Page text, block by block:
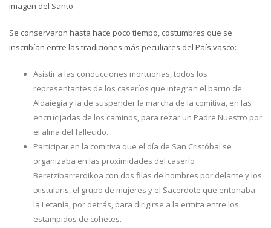
imagen del Santo.
Se conservaron hasta hace poco tiempo, costumbres que se
inscribían entre las tradiciones más peculiares del País vasco:
Asistir a las conducciones mortuorias, todos los
representantes de los caseríos que integran el barrio de
Aldaiegia y la de suspender la marcha de la comitiva, en las
encrucijadas de los caminos, para rezar un Padre Nuestro por
el alma del fallecido.
Participar en la comitiva que el día de San Cristóbal se
organizaba en las proximidades del caserío
Beretzibarrerdikoa con dos filas de hombres por delante y los
txistularis, el grupo de mujeres y el Sacerdote que entonaba
la Letanía, por detrás, para dirigirse a la ermita entre los
estampidos de cohetes.